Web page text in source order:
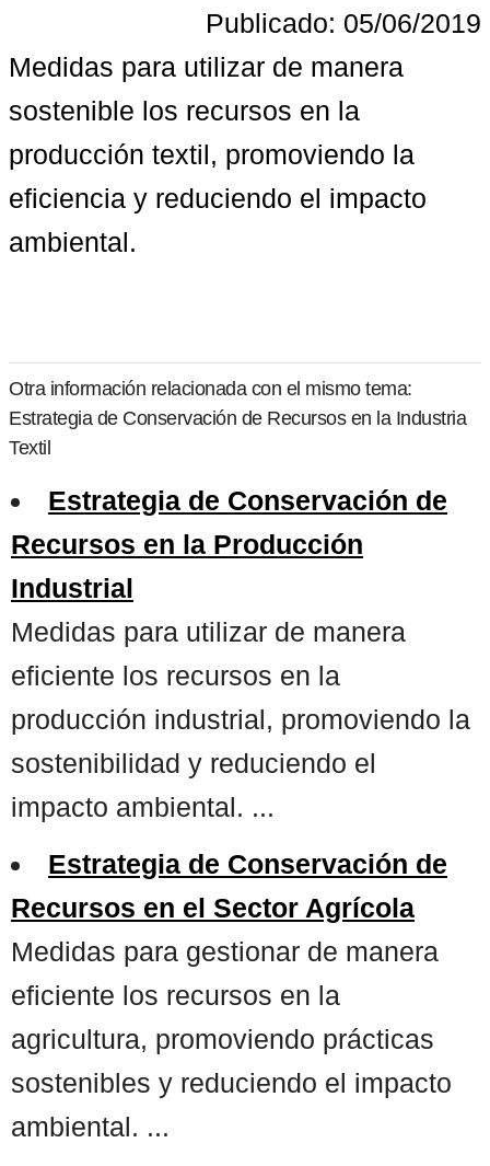
Publicado: 05/06/2019
Medidas para utilizar de manera
sostenible los recursos en la
producción textil, promoviendo la
eficiencia y reduciendo el impacto
ambiental.
Otra información relacionada con el mismo tema:
Estrategia de Conservación de Recursos en la Industria
Textil
Estrategia de Conservación de
Recursos en la Producción
Industrial
Medidas para utilizar de manera
eficiente los recursos en la
producción industrial, promoviendo la
sostenibilidad y reduciendo el
impacto ambiental. ...
Estrategia de Conservación de
Recursos en el Sector Agrícola
Medidas para gestionar de manera
eficiente los recursos en la
agricultura, promoviendo prácticas
sostenibles y reduciendo el impacto
ambiental. ...